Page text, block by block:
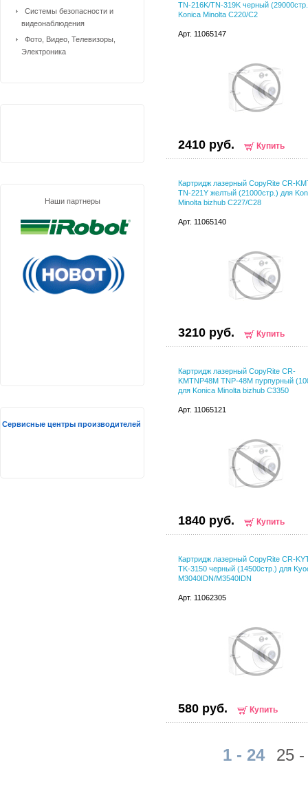
TN-216K/TN-319K черный
Konica Minolta C220/C2
Арт. 11065147
2410 руб. Купить
Картридж лазерный CopyRite CR-
TN-221Y желтый (21000стр.) для
Minolta bizhub C227/C28
Арт. 11065140
3210 руб. Купить
Картридж лазерный CopyRite CR-
KMTNP48M TNP-48M пурпурный
для Konica Minolta bizhub С3350
Арт. 11065121
1840 руб. Купить
Картридж лазерный CopyRite CR-
TK-3150 черный (14500стр.) для
M3040IDN/M3540IDN
Арт. 11062305
580 руб. Купить
1 - 24 25
Системы безопасности и
видеонаблюдения
Фото, Видео, Телевизоры,
Электроника
Наши партнеры
Сервисные центры производителей